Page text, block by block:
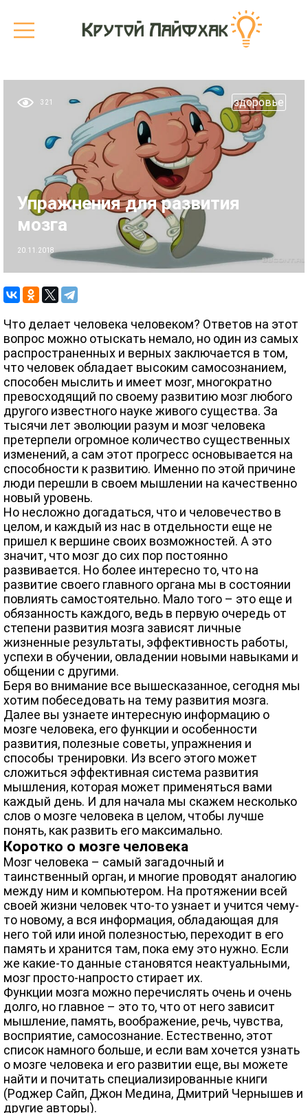
321 здоровье
Упражнения для развития
мозга
20.11.2018
Что делает человека человеком? Ответов на этот
вопрос можно отыскать немало, но один из самых
распространенных и верных заключается в том,
что человек обладает высоким самосознанием,
способен мыслить и имеет мозг, многократно
превосходящий по своему развитию мозг любого
другого известного науке живого существа. За
тысячи лет эволюции разум и мозг человека
претерпели огромное количество существенных
изменений, а сам этот прогресс основывается на
способности к развитию. Именно по этой причине
люди перешли в своем мышлении на качественно
новый уровень.
Но несложно догадаться, что и человечество в
целом, и каждый из нас в отдельности еще не
пришел к вершине своих возможностей. А это
значит, что мозг до сих пор постоянно
развивается. Но более интересно то, что на
развитие своего главного органа мы в состоянии
повлиять самостоятельно. Мало того – это еще и
обязанность каждого, ведь в первую очередь от
степени развития мозга зависят личные
жизненные результаты, эффективность работы,
успехи в обучении, овладении новыми навыками и
общении с другими.
Беря во внимание все вышесказанное, сегодня мы
хотим побеседовать на тему развития мозга.
Далее вы узнаете интересную информацию о
мозге человека, его функции и особенности
развития, полезные советы, упражнения и
способы тренировки. Из всего этого может
сложиться эффективная система развития
мышления, которая может применяться вами
каждый день. И для начала мы скажем несколько
слов о мозге человека в целом, чтобы лучше
понять, как развить его максимально.
Коротко о мозге человека
Мозг человека – самый загадочный и
таинственный орган, и многие проводят аналогию
между ним и компьютером. На протяжении всей
своей жизни человек что-то узнает и учится чему-
то новому, а вся информация, обладающая для
него той или иной полезностью, переходит в его
память и хранится там, пока ему это нужно. Если
же какие-то данные становятся неактуальными,
мозг просто-напросто стирает их.
Функции мозга можно перечислять очень и очень
долго, но главное – это то, что от него зависит
мышление, память, воображение, речь, чувства,
восприятие, самосознание. Естественно, этот
список намного больше, и если вам хочется узнать
о мозге человека и его развитии еще, вы можете
найти и почитать специализированные книги
(Роджер Сайп, Джон Медина, Дмитрий Чернышев и
другие авторы).